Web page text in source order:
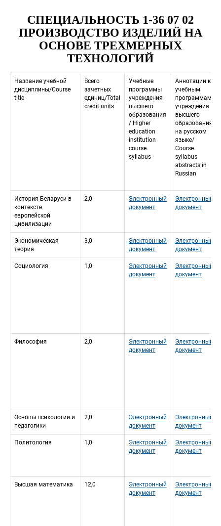
СПЕЦИАЛЬНОСТЬ 1-36 07 02
ПРОИЗВОДСТВО ИЗДЕЛИЙ НА
ОСНОВЕ ТРЕХМЕРНЫХ
ТЕХНОЛОГИЙ
Название учебной
дисциплины/Course
title
Всего
зачетных
единиц/Total
credit units
Учебные
программы
учреждения
высшего
образования
/ Higher
education
institution
course
syllabus
Аннотации к
учебным
программам
учреждения
высшего
образования
на русском
языкe/
Course
syllabus
abstracts in
Russian
История Беларуси в
контексте
европейской
цивилизации
2,0
Электронный
документ
Электронный
документ
Экономическая
теория
3,0
Электронный
документ
Электронный
документ
Социология 1,0
Электронный
документ
Электронный
документ
Философия 2,0
Электронный
документ
Электронный
документ
Основы психологии и
педагогики
2,0
Электронный
документ
Электронный
документ
Политология 1,0
Электронный
документ
Электронный
документ
Высшая математика 12,0
Электронный
документ
Электронный
документ